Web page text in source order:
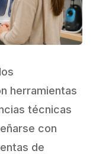
herramientas
técnicas
con
de